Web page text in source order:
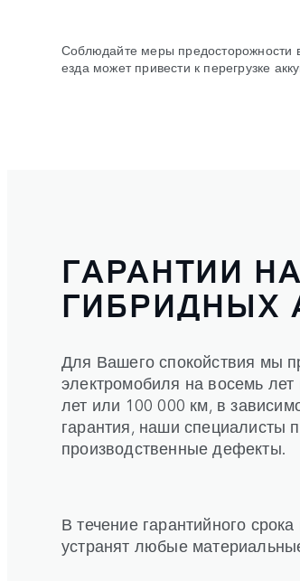
Соблюдайте меры предосторожности
езда может привести к перегрузке
ГАРАНТИИ
ГИБРИДНЫХ
Для Вашего спокойствия мы
электромобиля на восемь
лет или 100 000 км, в
гарантия, наши специалисты
производственные дефекты.
В течение гарантийного
устранят любые